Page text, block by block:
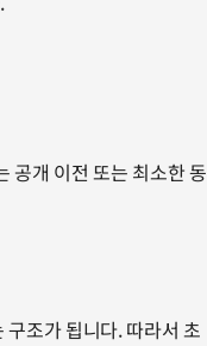
공개 이전 또는 최소한 동
조가 됩니다. 따라서 초